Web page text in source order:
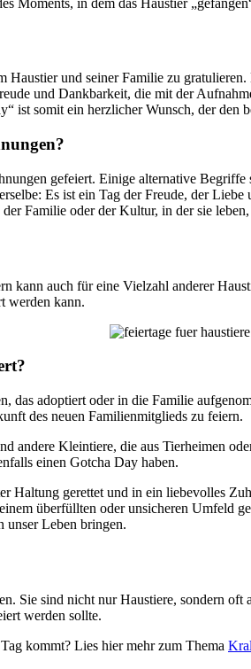
und seiner Familie zu
und Dankbarkeit, die mit der
ist somit ein herzlicher Wunsch, der den
gefeiert. Einige alternative
Es ist ein Tag der Freude, der
Familie oder der Kultur, in der sie
kann auch für eine Vielzahl anderer
werden kann.
das adoptiert oder in die Familie
des neuen Familienmitglieds zu feiern.
Kleintiere, die aus Tierheimen
einen Gotcha Day haben.
Haltung gerettet und in ein liebevolles
überfüllten oder unsicheren
unser Leben bringen.
Sie sind nicht nur Haustiere, sondern
werden sollte.
kommt? Lies hier mehr zum Thema